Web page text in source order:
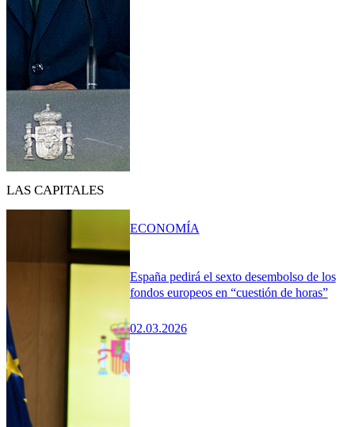
LAS CAPITALES
España pedirá el sexto desembolso de los
fondos europeos en “cuestión de horas”
02.03.2026
ECONOMÍA